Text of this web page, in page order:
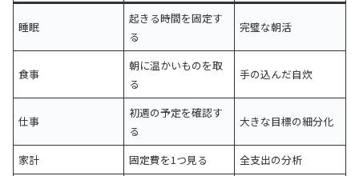
睡眠
起きる時間を固定す
る
完璧な朝活
食事
朝に温かいものを取
る
手の込んだ自炊
仕事
初週の予定を確認す
る
大きな目標の細分化
家計 固定費を1つ見る
全支出の分析